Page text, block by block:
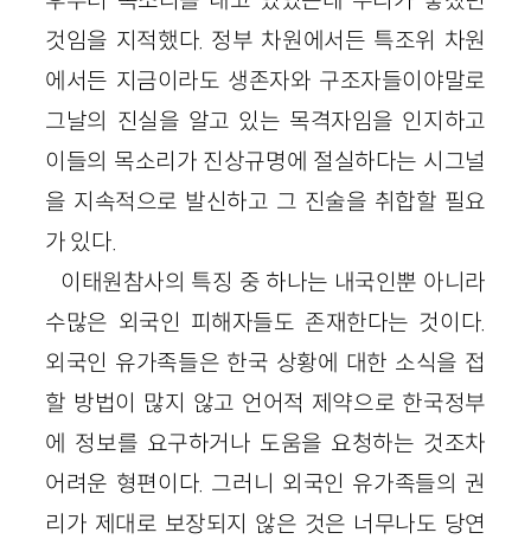
것임을 지적했다. 정부 차원에서든 특조위 차원
에서든 지금이라도 생존자와 구조자들이야말로
그날의 진실을 알고 있는 목격자임을 인지하고
이들의 목소리가 진상규명에 절실하다는 시그널
을 지속적으로 발신하고 그 진술을 취합할 필요
가 있다.
이태원참사의 특징 중 하나는 내국인뿐 아니라
수많은 외국인 피해자들도 존재한다는 것이다.
외국인 유가족들은 한국 상황에 대한 소식을 접
할 방법이 많지 않고 언어적 제약으로 한국정부
에 정보를 요구하거나 도움을 요청하는 것조차
어려운 형편이다. 그러니 외국인 유가족들의 권
리가 제대로 보장되지 않은 것은 너무나도 당연